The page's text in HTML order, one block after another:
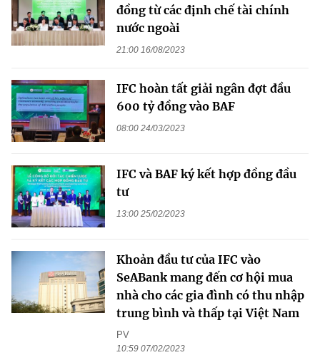
đồng từ các định chế tài chính
nước ngoài
21:00 16/08/2023
IFC hoàn tất giải ngân đợt đầu
600 tỷ đồng vào BAF
08:00 24/03/2023
IFC và BAF ký kết hợp đồng đầu
tư
13:00 25/02/2023
Khoản đầu tư của IFC vào
SeABank mang đến cơ hội mua
nhà cho các gia đình có thu nhập
trung bình và thấp tại Việt Nam
PV
10:59 07/02/2023